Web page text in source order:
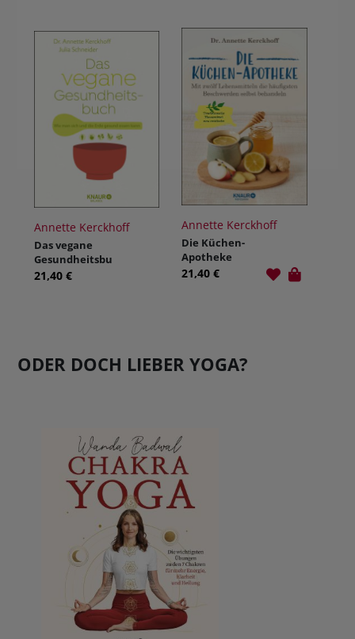
Annette Kerckhoff
Das vegane
Gesundheitsbu
ch
21,40 €
Annette Kerckhoff
Die Küchen-
Apotheke
21,40 €
ODER DOCH LIEBER YOGA?